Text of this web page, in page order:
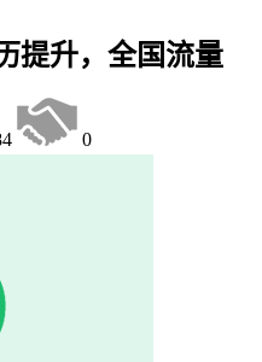
提升，全国流量
0